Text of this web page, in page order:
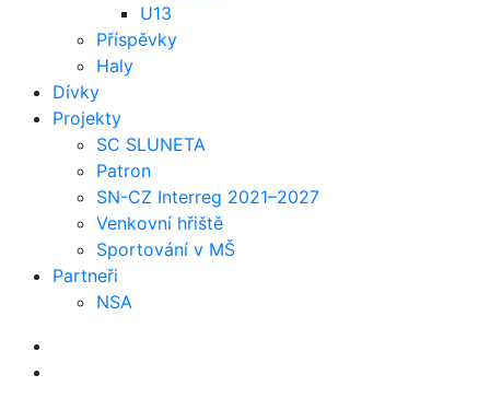
U13
Příspěvky
Haly
Dívky
Projekty
SC SLUNETA
Patron
SN-CZ Interreg 2021–2027
Venkovní hřiště
Sportování v MŠ
Partneři
NSA